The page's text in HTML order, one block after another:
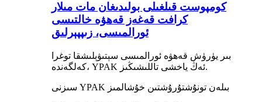
كومپوست قىلغىلى بولىدىغان مات مىلار
كرافت قەغەز قەھۋە خالتىسى
ئورالمىسى، زىپپېرلىق
بىر يۈرۈش قەھۋە ئورالمىسى سېتىۋېلىشقا توغرا
كەلگەندە، YPAK ئەڭ ياخشى تاللىشىڭىز.
سىزنى YPAK بىلەن تونۇشتۇرۇشتىن خۇشالمىز